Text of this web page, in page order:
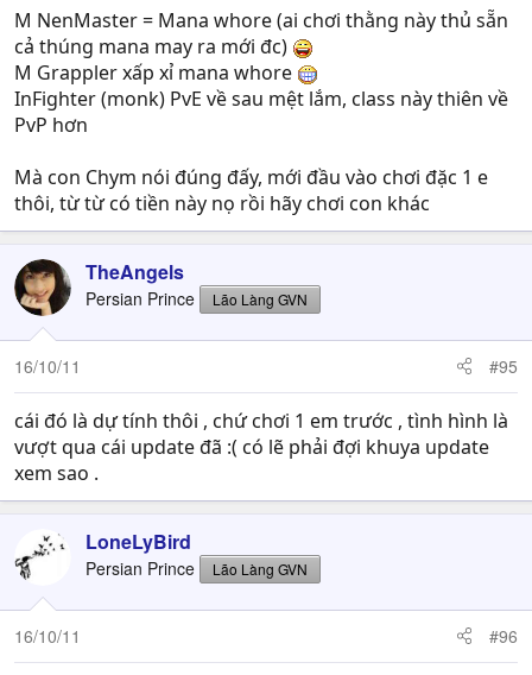
M NenMaster = Mana whore (ai chơi thằng này thủ sẵn
cả thúng mana may ra mới đc)
M Grappler xấp xỉ mana whore
InFighter (monk) PvE về sau mệt lắm, class này thiên về
PvP hơn
Mà con Chym nói đúng đấy, mới đầu vào chơi đặc 1 e
thôi, từ từ có tiền này nọ rồi hãy chơi con khác
TheAngels
Persian Prince Lão Làng GVN
16/10/11 #95
cái đó là dự tính thôi , chứ chơi 1 em trước , tình hình là
vượt qua cái update đã :( có lẽ phải đợi khuya update
xem sao .
LoneLyBird
Persian Prince Lão Làng GVN
16/10/11 #96